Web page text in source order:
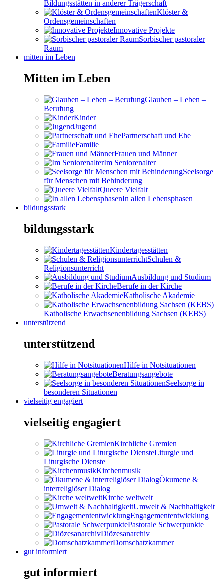
Bildungsstätten in anderer Trägerschaft
Klöster &
Ordensgemeinschaften
Innovative Projekte
Sorbischer pastoraler
Raum
mitten im Leben
Mitten im Leben
Glauben – Leben –
Berufung
Kinder
Jugend
Partnerschaft und Ehe
Familie
Frauen und Männer
Im Seniorenalter
Seelsorge
für Menschen mit Behinderung
Queere Vielfalt
In allen Lebensphasen
bildungsstark
bildungsstark
Kindertagesstätten
Schulen &
Religionsunterricht
Ausbildung und Studium
Berufe in der Kirche
Katholische Akademie
Katholische Erwachsenenbildung Sachsen (KEBS)
unterstützend
unterstützend
Hilfe in Notsituationen
Beratungsangebote
Seelsorge in
besonderen Situationen
vielseitig engagiert
vielseitig engagiert
Kirchliche Gremien
Liturgie und
Liturgische Dienste
Kirchenmusik
Ökumene &
interreligiöser Dialog
Kirche weltweit
Umwelt & Nachhaltigkeit
Engagemententwicklung
Pastorale Schwerpunkte
Diözesanarchiv
Domschatzkammer
gut informiert
gut informiert